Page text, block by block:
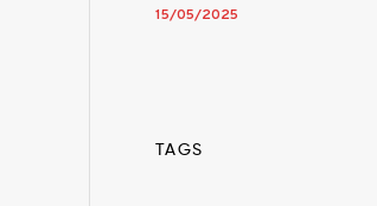
15/05/2025
TAGS